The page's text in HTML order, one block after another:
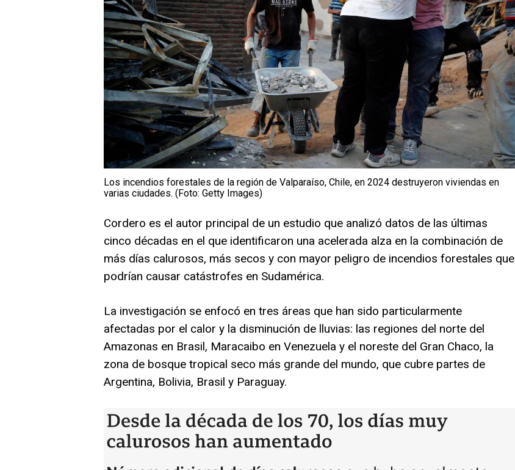
Los incendios forestales de la región de Valparaíso, Chile, en 2024 destruyeron viviendas en
varias ciudades. (Foto: Getty Images)
Cordero es el autor principal de un estudio que analizó datos de las últimas
cinco décadas en el que identificaron una acelerada alza en la combinación de
más días calurosos, más secos y con mayor peligro de incendios forestales que
podrían causar catástrofes en Sudamérica.
La investigación se enfocó en tres áreas que han sido particularmente
afectadas por el calor y la disminución de lluvias: las regiones del norte del
Amazonas en Brasil, Maracaibo en Venezuela y el noreste del Gran Chaco, la
zona de bosque tropical seco más grande del mundo, que cubre partes de
Argentina, Bolivia, Brasil y Paraguay.